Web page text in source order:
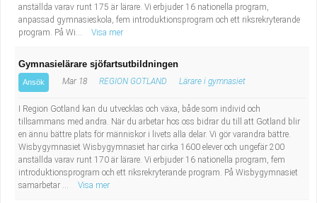
anställda varav runt 175 är lärare. Vi erbjuder 16 nationella program,
anpassad gymnasieskola, fem introduktionsprogram och ett riksrekryterande
program. På Wi...
Visa mer
Gymnasielärare sjöfartsutbildningen
Ansök Mar 18 REGION GOTLAND Lärare i gymnasiet
I Region Gotland kan du utvecklas och växa, både som individ och
tillsammans med andra. När du arbetar hos oss bidrar du till att Gotland blir
en ännu bättre plats för människor i livets alla delar. Vi gör varandra bättre.
Wisbygymnasiet Wisbygymnasiet har cirka 1600 elever och ungefär 200
anställda varav runt 170 är lärare. Vi erbjuder 16 nationella program, fem
introduktionsprogram och ett riksrekryterande program. På Wisbygymnasiet
samarbetar ...
Visa mer